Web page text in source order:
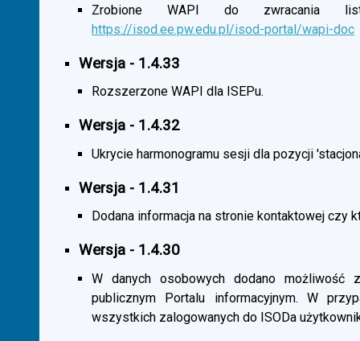
Zrobione WAPI do zwracania listy
https://isod.ee.pw.edu.pl/isod-portal/wapi-doc
Wersja - 1.4.33
Rozszerzone WAPI dla ISEPu.
Wersja - 1.4.32
Ukrycie harmonogramu sesji dla pozycji
Wersja - 1.4.31
Dodana informacja na stronie kontaktowej czy
Wersja - 1.4.30
W danych osobowych dodano możliwość
publicznym Portalu informacyjnym. W
wszystkich zalogowanych do ISODa